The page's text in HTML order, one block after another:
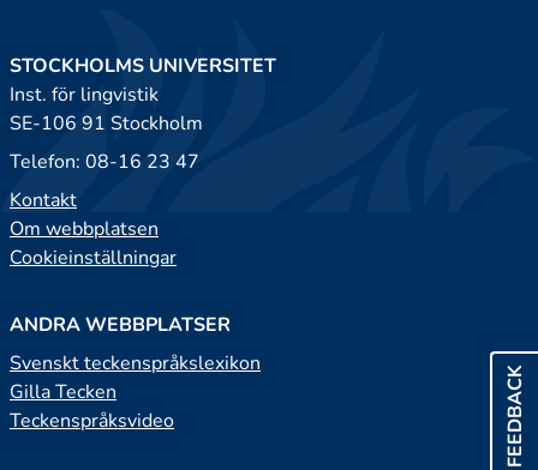
FEEDBACK
STOCKHOLMS UNIVERSITET
Inst. för lingvistik
SE-106 91 Stockholm
Telefon: 08-16 23 47
Kontakt
Om webbplatsen
Cookieinställningar
ANDRA WEBBPLATSER
Svenskt teckenspråkslexikon
Gilla Tecken
Teckenspråksvideo